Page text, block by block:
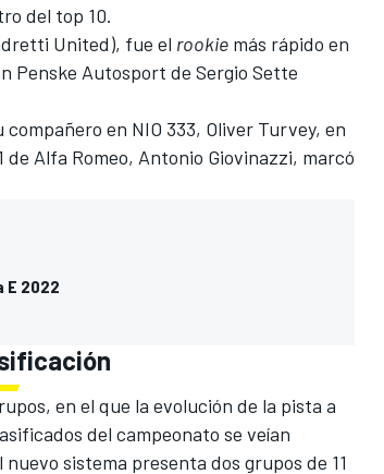
del top 10.
United), fue el rookie más rápido en
Penske Autosport de Sergio Sette
en NIO 333, Oliver Turvey, en
de Alfa Romeo, Antonio Giovinazzi, marcó
E 2022
en el que la evolución de la pista a
del campeonato se veían
sistema presenta dos grupos de 11